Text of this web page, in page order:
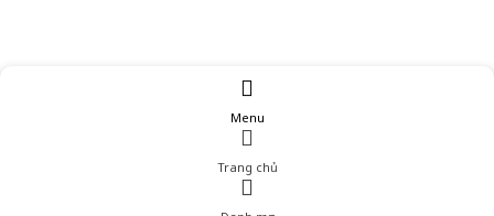
Menu
Trang chủ